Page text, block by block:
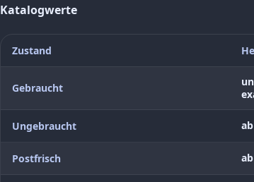
Katalogwerte
Zustand
Gebraucht
Ungebraucht
Postfrisch